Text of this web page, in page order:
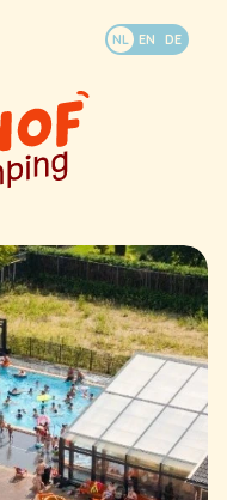
NL EN DE
jullie vakantie